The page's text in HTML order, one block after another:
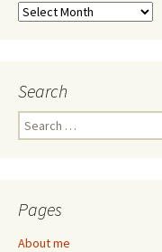
Archives
Search
Search
for:
Pages
About me